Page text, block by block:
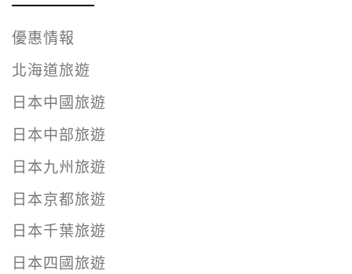
優惠情報
北海道旅遊
日本中國旅遊
日本中部旅遊
日本九州旅遊
日本京都旅遊
日本千葉旅遊
日本四國旅遊